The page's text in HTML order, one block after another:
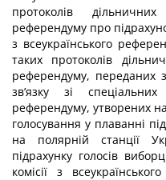
протоколів
референдуму про
з всеукраїнського
таких протоколів
референдуму, переданих
зв’язку зі
референдуму, утворених
голосування у плаванні
на полярній станції
підрахунку голосів
комісії з